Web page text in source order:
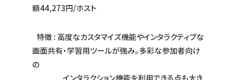
額44,273円/ホスト
特徴 : 高度なカスタマイズ機能やインタラクティブな
画面共有・学習用ツールが強み。多彩な参加者向け
の
インタラクション機能を利用できる点も大き